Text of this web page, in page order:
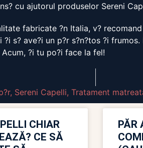
cu ajutorul produselor Sereni
fabricate ?n Italia, v?
s? ave?i un p?r s?n?tos ?i
Acum, ?i tu po?i face la fel!
, Sereni Capelli, Tratament
CHIAR
CE SĂ
PĂR